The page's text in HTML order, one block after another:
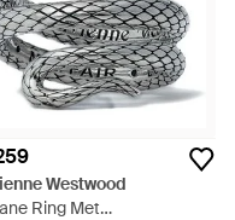
Westwood
Ring Met